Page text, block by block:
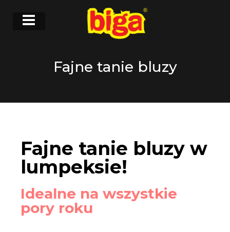
Fajne tanie bluzy
Fajne tanie bluzy w
lumpeksie!
Idealne na wszystkie
pory roku